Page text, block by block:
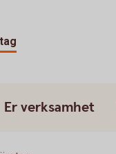
Er verksamhet